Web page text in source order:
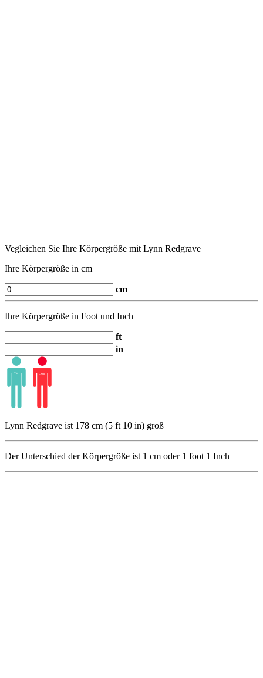
Vegleichen Sie Ihre Körpergröße mit Lynn Redgrave
Ihre Körpergröße in cm
cm
Ihre Körpergröße in Foot und Inch
ft
in
Lynn Redgrave ist 178 cm (5 ft 10 in) groß
Der Unterschied der Körpergröße ist 1 cm oder 1 foot 1 Inch